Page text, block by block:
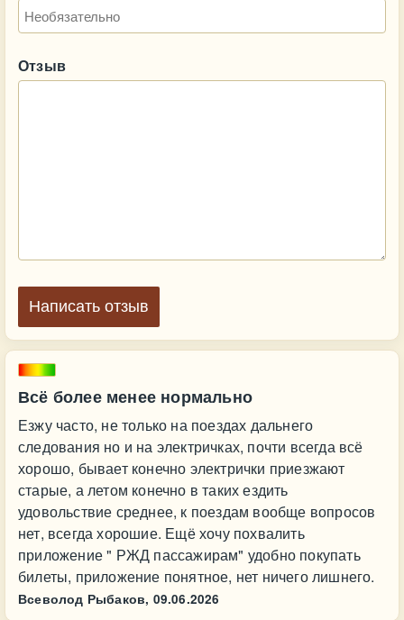
Всё более менее нормально
Езжу часто, не только на поездах дальнего
следования но и на электричках, почти всегда всё
хорошо, бывает конечно электрички приезжают
старые, а летом конечно в таких ездить
удовольствие среднее, к поездам вообще вопросов
нет, всегда хорошие. Ещё хочу похвалить
приложение " РЖД пассажирам" удобно покупать
билеты, приложение понятное, нет ничего лишнего.
Всеволод Рыбаков, 09.06.2026
Отзыв
Написать отзыв